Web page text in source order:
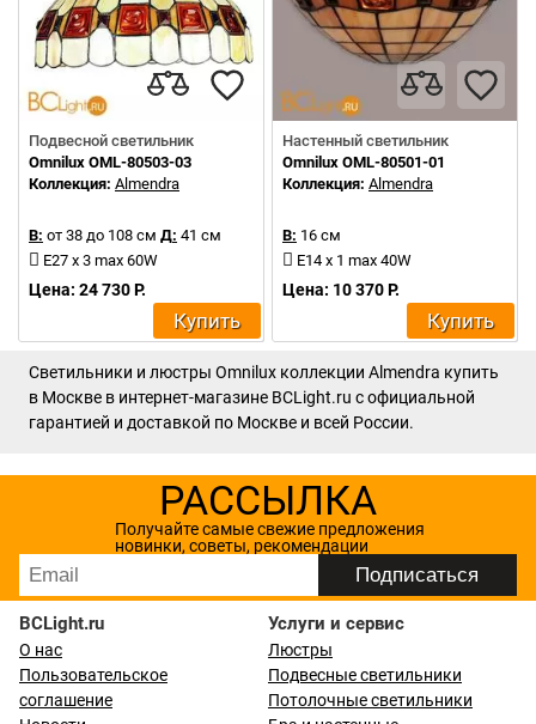
Подвесной светильник
Omnilux OML-80503-03
Коллекция: Almendra
В: от 38 до 108 см Д: 41 см
E27 x 3 max 60W
Цена: 24 730 Р.
Купить
Настенный светильник
Omnilux OML-80501-01
Коллекция: Almendra
В: 16 см
E14 x 1 max 40W
Цена: 10 370 Р.
Купить
Светильники и люстры Omnilux коллекции Almendra купить
в Москве в интернет-магазине BCLight.ru с официальной
гарантией и доставкой по Москве и всей России.
РАССЫЛКА
Получайте самые свежие предложения
новинки, советы, рекомендации
BCLight.ru
О нас
Пользовательское
соглашение
Услуги и сервис
Люстры
Подвесные светильники
Потолочные светильники